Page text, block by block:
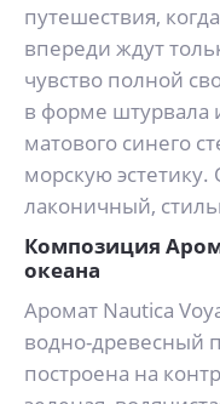
путешествия,
впереди ждут
чувство полной
в форме штурвала
матового синего
морскую
лаконичный,
Композиция
океана
Аромат Nautica
водно-древесный
построена на